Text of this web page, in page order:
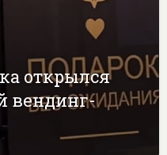
открылся
вендинг-